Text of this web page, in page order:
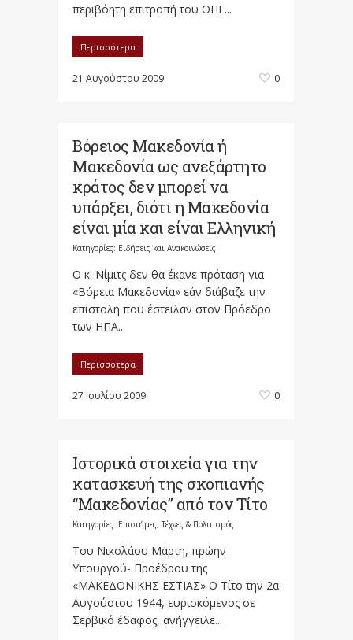
περιβόητη επιτροπή του ΟΗΕ...
Περισσότερα
21 Αυγούστου 2009 0
Βόρειος Μακεδονία ή
Μακεδονία ως ανεξάρτητο
κράτος δεν μπορεί να
υπάρξει, διότι η Μακεδονία
είναι μία και είναι Eλληνική
Κατηγορίες: Ειδήσεις και Ανακοινώσεις
Ο κ. Νίμιτς δεν θα έκανε πρόταση για
«Βόρεια Μακεδονία» εάν διάβαζε την
επιστολή που έστειλαν στον Πρόεδρο
των ΗΠΑ...
Περισσότερα
27 Ιουλίου 2009 0
Ιστορικά στοιχεία για την
κατασκευή της σκοπιανής
“Μακεδονίας” από τον Τίτο
Κατηγορίες: Επιστήμες, Τέχνες & Πολιτισμός
Του Νικολάου Μάρτη, πρώην
Υπουργού- Προέδρου της
«ΜΑΚΕΔΟΝΙΚΗΣ ΕΣΤΙΑΣ» Ο Τίτο την 2α
Αυγούστου 1944, ευρισκόμενος σε
Σερβικό έδαφος, ανήγγειλε...